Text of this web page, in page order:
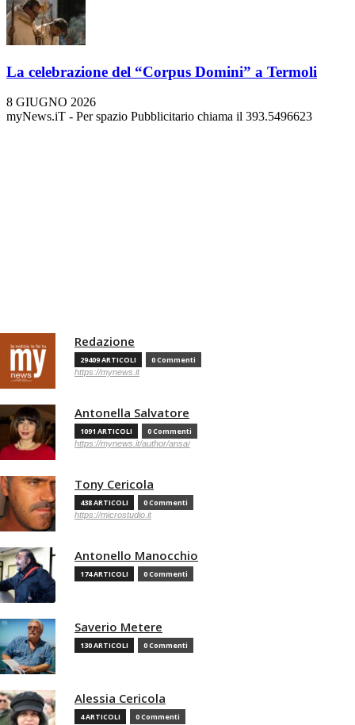
La celebrazione del “Corpus Domini” a Termoli
8 GIUGNO 2026
myNews.iT - Per spazio Pubblicitario chiama il 393.5496623
Redazione
29409 ARTICOLI 0 Commenti
https://mynews.it
Antonella Salvatore
1091 ARTICOLI 0 Commenti
https://mynews.it/author/ansa/
Tony Cericola
438 ARTICOLI 0 Commenti
https://microstudio.it
Antonello Manocchio
174 ARTICOLI 0 Commenti
Saverio Metere
130 ARTICOLI 0 Commenti
Alessia Cericola
4 ARTICOLI 0 Commenti